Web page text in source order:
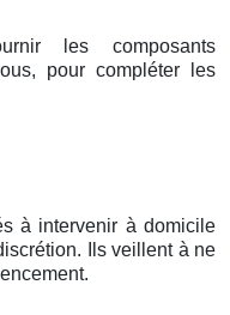
les composants
pour compléter les
à intervenir à domicile
Ils veillent à ne